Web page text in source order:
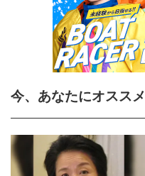
今、あなたにオススメ